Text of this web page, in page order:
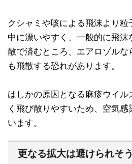
クシャミや咳による飛沫より
中に漂いやすく、一般的に飛
散で済むところ、エアロゾルな
も飛散する恐れがあります。
はしかの原因となる麻疹ウイル
く飛び散りやすいため、空気
います。
更なる拡大は避けられそ